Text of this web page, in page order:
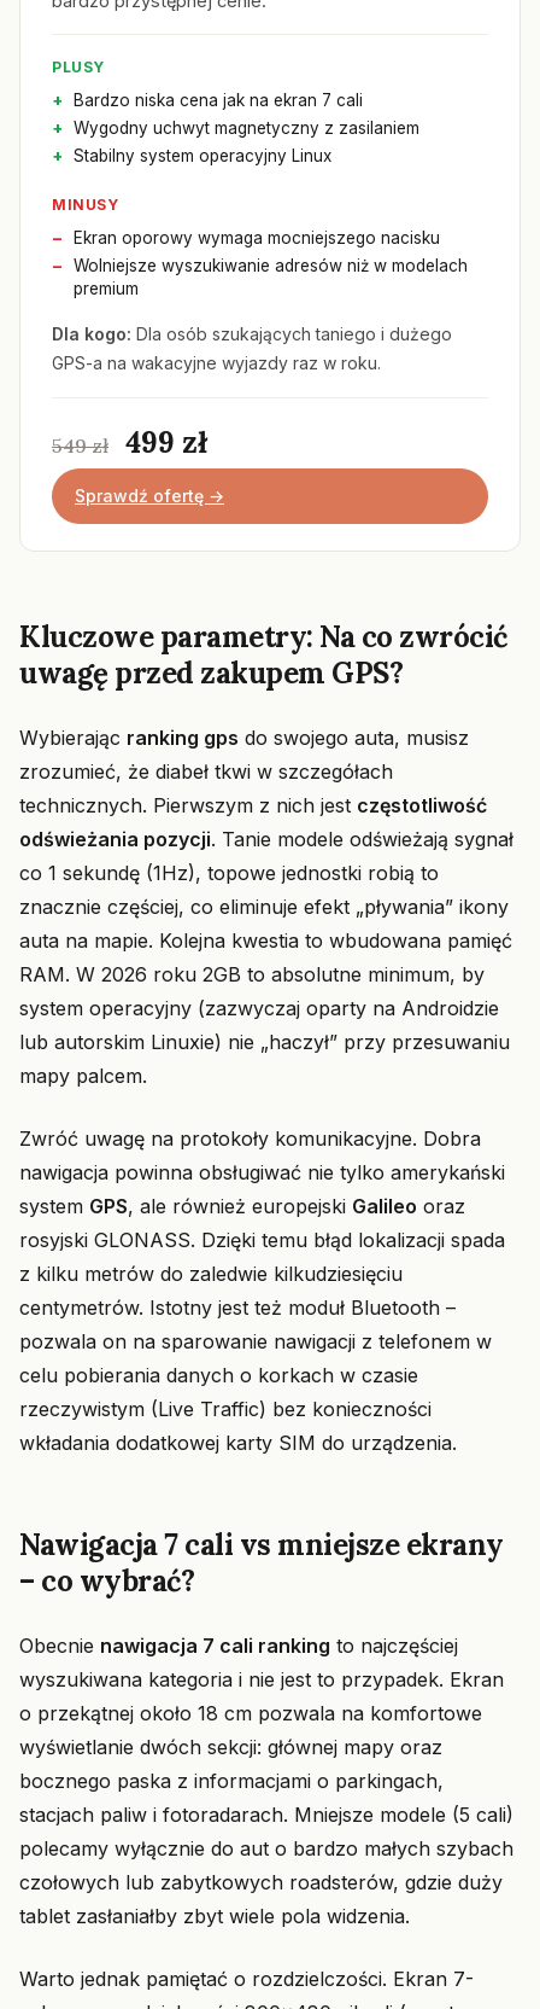
PLUSY
Bardzo niska cena jak na ekran 7 cali
Wygodny uchwyt magnetyczny z zasilaniem
Stabilny system operacyjny Linux
MINUSY
Ekran oporowy wymaga mocniejszego nacisku
Wolniejsze wyszukiwanie adresów niż w modelach
premium
Dla kogo: Dla osób szukających taniego i dużego
GPS-a na wakacyjne wyjazdy raz w roku.
549 zł 499 zł
Sprawdź ofertę →
Kluczowe parametry: Na co zwrócić
uwagę przed zakupem GPS?
Wybierając ranking gps do swojego auta, musisz
zrozumieć, że diabeł tkwi w szczegółach
technicznych. Pierwszym z nich jest częstotliwość
odświeżania pozycji. Tanie modele odświeżają sygnał
co 1 sekundę (1Hz), topowe jednostki robią to
znacznie częściej, co eliminuje efekt „pływania” ikony
auta na mapie. Kolejna kwestia to wbudowana pamięć
RAM. W 2026 roku 2GB to absolutne minimum, by
system operacyjny (zazwyczaj oparty na Androidzie
lub autorskim Linuxie) nie „haczył” przy przesuwaniu
mapy palcem.
Zwróć uwagę na protokoły komunikacyjne. Dobra
nawigacja powinna obsługiwać nie tylko amerykański
system GPS, ale również europejski Galileo oraz
rosyjski GLONASS. Dzięki temu błąd lokalizacji spada
z kilku metrów do zaledwie kilkudziesięciu
centymetrów. Istotny jest też moduł Bluetooth –
pozwala on na sparowanie nawigacji z telefonem w
celu pobierania danych o korkach w czasie
rzeczywistym (Live Traffic) bez konieczności
wkładania dodatkowej karty SIM do urządzenia.
Nawigacja 7 cali vs mniejsze ekrany
– co wybrać?
Obecnie nawigacja 7 cali ranking to najczęściej
wyszukiwana kategoria i nie jest to przypadek. Ekran
o przekątnej około 18 cm pozwala na komfortowe
wyświetlanie dwóch sekcji: głównej mapy oraz
bocznego paska z informacjami o parkingach,
stacjach paliw i fotoradarach. Mniejsze modele (5 cali)
polecamy wyłącznie do aut o bardzo małych szybach
czołowych lub zabytkowych roadsterów, gdzie duży
tablet zasłaniałby zbyt wiele pola widzenia.
Warto jednak pamiętać o rozdzielczości. Ekran 7-